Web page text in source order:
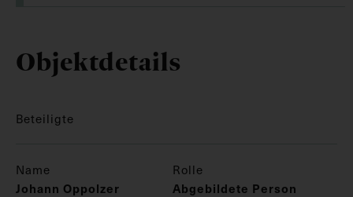
Objektdetails
Beteiligte
Name Rolle
Johann Oppolzer Abgebildete Person